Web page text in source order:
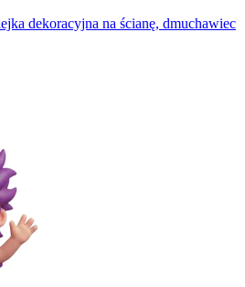
dekoracyjna na ścianę, dmuchawiec